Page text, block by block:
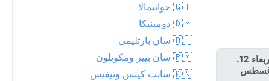
الأربعاء 12.
الخميس 13.
أغسطس
🇬🇹 جواتيمالا
🇩🇲 دومينيكا
🇧🇱 سان بارتليمي
🇵🇲 سان بيير ومكويلون
🇰🇳 سانت كيتس ونيفيس